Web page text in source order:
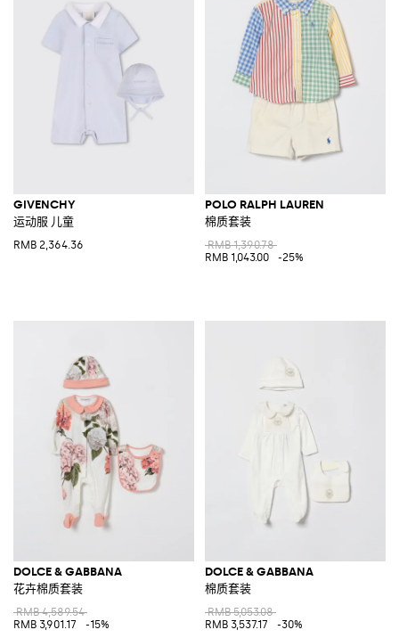
GIVENCHY
运动服 儿童
RMB 2,364.36
POLO RALPH LAUREN
棉质套装
RMB 1,390.78
RMB 1,043.00
-25%
DOLCE & GABBANA
花卉棉质套装
RMB 4,589.54
RMB 3,901.17
-15%
DOLCE & GABBANA
棉质套装
RMB 5,053.08
RMB 3,537.17
-30%